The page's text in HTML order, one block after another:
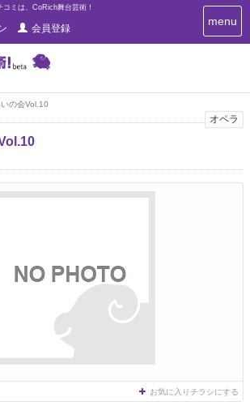
ミは、CoRich舞台芸術！
会員登録
T
o
n
g
menu
の会Vol.10
オペラ
お気に入りチラシにする